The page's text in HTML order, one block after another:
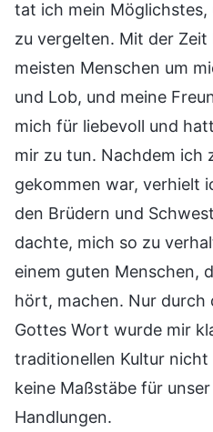
tat ich mein
zu vergelten. Mit der
meisten Menschen um
und Lob, und meine
mich für liebevoll und
mir zu tun. Nachdem ich
gekommen war, verhielt
den Brüdern und
dachte, mich so zu
einem guten Menschen,
hört, machen. Nur durch
Gottes Wort wurde mir
traditionellen Kultur nicht
keine Maßstäbe für
Handlungen.